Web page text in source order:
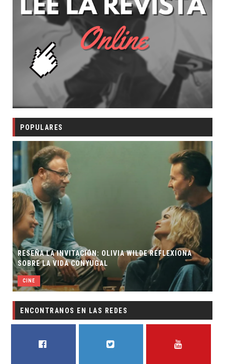
POPULARES
RESEÑA LA INVITACIÓN: OLIVIA WILDE REFLEXIONA
SOBRE LA VIDA CONYUGAL
CINE
ENCONTRANOS EN LAS REDES